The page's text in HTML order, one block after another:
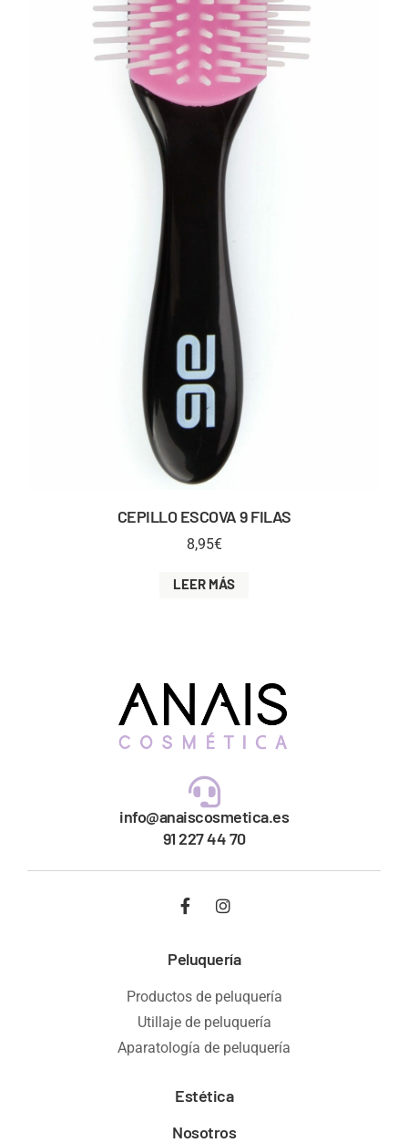
CEPILLO ESCOVA 9 FILAS
8,95€
LEER MÁS
info@anaiscosmetica.es
91 227 44 70
Peluquería
Productos de peluquería
Utillaje de peluquería
Aparatología de peluquería
Estética
Nosotros